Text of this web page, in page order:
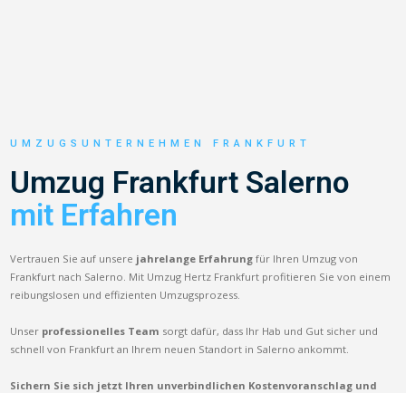
UMZUGSUNTERNEHMEN FRANKFURT
Umzug Frankfurt Salerno
mit Erfahren
Vertrauen Sie auf unsere jahrelange Erfahrung für Ihren Umzug von
Frankfurt nach Salerno. Mit Umzug Hertz Frankfurt profitieren Sie von einem
reibungslosen und effizienten Umzugsprozess.
Unser professionelles Team sorgt dafür, dass Ihr Hab und Gut sicher und
schnell von Frankfurt an Ihrem neuen Standort in Salerno ankommt.
Sichern Sie sich jetzt Ihren unverbindlichen Kostenvoranschlag und